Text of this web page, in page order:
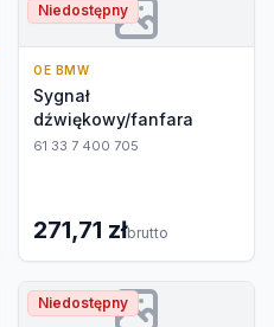
Niedostępny
OE BMW
Sygnał
dźwiękowy/fanfara
61 33 7 400 705
271,71 złbrutto
Niedostępny